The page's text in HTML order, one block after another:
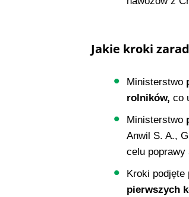
Jakie kroki
Ministerstwo
rolników, co
Ministerstwo
Anwil S. A.,
celu
Kroki podjęte
pierwszych